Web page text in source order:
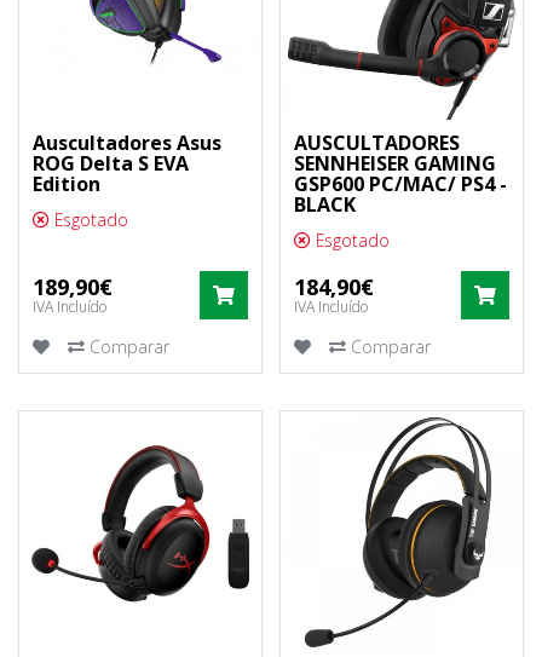
Auscultadores Asus
ROG Delta S EVA
Edition
Esgotado
189,90€
IVA Incluído COMPRAR
Comparar
AUSCULTADORES
SENNHEISER GAMING
GSP600 PC/MAC/ PS4 -
BLACK
Esgotado
184,90€
IVA Incluído
Comparar